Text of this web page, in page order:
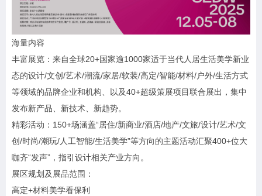
海量内容
丰富展览：来自全球20+国家逾1000家适于当代人居生活美学新业
态的设计/文创/艺术/潮流/家居/软装/高定/智能/材料/户外/生活方式
等领域的品牌企业和机构、以及40+超级策展项目联合展出，集中
发布新产品、新技术、新趋势。
精彩活动：150+场涵盖“居住/新商业/酒店/地产/文旅/设计/艺术/文
创/时尚/潮玩/人工智能/生活美学”等方向的主题活动汇聚400+位大
咖齐“发声”，指引设计相关产业方向。
展区规划及展品范围：
高定+材料美学看保利